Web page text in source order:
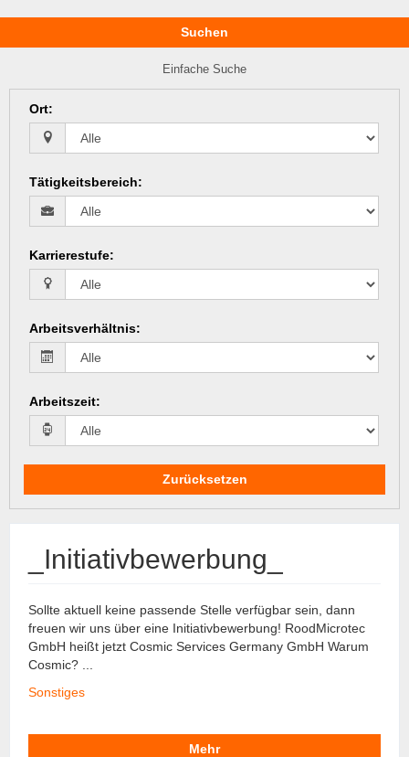
Suchen
Einfache Suche
Ort:
Tätigkeitsbereich:
Karrierestufe:
Arbeitsverhältnis:
Arbeitszeit:
Zurücksetzen
_Initiativbewerbung_
Sollte aktuell keine passende Stelle verfügbar sein, dann
freuen wir uns über eine Initiativbewerbung! RoodMicrotec
GmbH heißt jetzt Cosmic Services Germany GmbH Warum
Cosmic? ...
Sonstiges
Mehr